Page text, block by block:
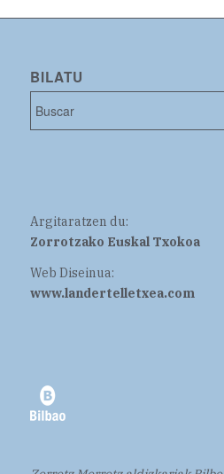
BILATU
Argitaratzen du:
Zorrotzako Euskal Txokoa
Web Diseinua:
www.landertelletxea.com